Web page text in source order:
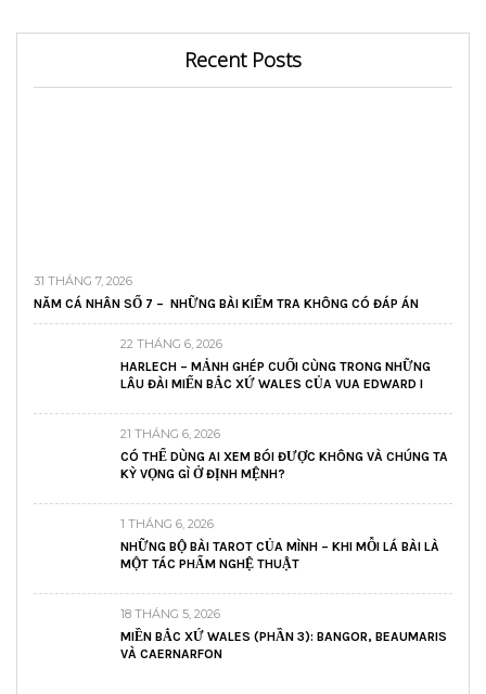
Recent Posts
31 THÁNG 7, 2026
NĂM CÁ NHÂN SỐ 7 – NHỮNG BÀI KIỂM TRA KHÔNG CÓ ĐÁP ÁN
22 THÁNG 6, 2026
HARLECH – MẢNH GHÉP CUỐI CÙNG TRONG NHỮNG
LÂU ĐÀI MIẾN BẮC XỨ WALES CỦA VUA EDWARD I
21 THÁNG 6, 2026
CÓ THỂ DÙNG AI XEM BÓI ĐƯỢC KHÔNG VÀ CHÚNG TA
KỲ VỌNG GÌ Ở ĐỊNH MỆNH?
1 THÁNG 6, 2026
NHỮNG BỘ BÀI TAROT CỦA MÌNH – KHI MỖI LÁ BÀI LÀ
MỘT TÁC PHẨM NGHỆ THUẬT
18 THÁNG 5, 2026
MIỀN BẮC XỨ WALES (PHẦN 3): BANGOR, BEAUMARIS
VÀ CAERNARFON